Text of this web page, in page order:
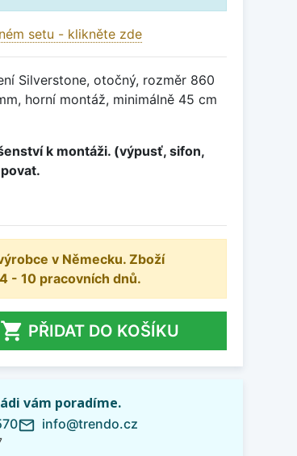
setu - klikněte zde
Silverstone, otočný, rozměr 860
horní montáž, minimálně 45 cm
k montáži. (výpusť, sifon,
v Německu. Zboží
- 10 pracovních dnů.
 PŘIDAT DO KOŠÍKU
vám poradíme.
mail_outline info@trendo.cz